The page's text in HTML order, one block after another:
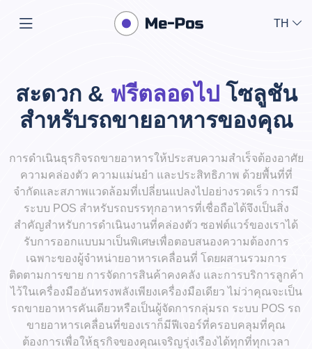
TH
สะดวก & ฟรีตลอดไป โซลูชัน
สำหรับรถขายอาหารของคุณ
การดำเนินธุรกิจรถขายอาหารให้ประสบความสำเร็จต้องอาศัย
ความคล่องตัว ความแม่นยำ และประสิทธิภาพ ด้วยพื้นที่ที่
จำกัดและสภาพแวดล้อมที่เปลี่ยนแปลงไปอย่างรวดเร็ว การมี
ระบบ POS สำหรับรถบรรทุกอาหารที่เชื่อถือได้จึงเป็นสิ่ง
สำคัญสำหรับการดำเนินงานที่คล่องตัว ซอฟต์แวร์ของเราได้
รับการออกแบบมาเป็นพิเศษเพื่อตอบสนองความต้องการ
เฉพาะของผู้จำหน่ายอาหารเคลื่อนที่ โดยผสานรวมการ
ติดตามการขาย การจัดการสินค้าคงคลัง และการบริการลูกค้า
ไว้ในเครื่องมืออันทรงพลังเพียงเครื่องมือเดียว ไม่ว่าคุณจะเป็น
รถขายอาหารคันเดียวหรือเป็นผู้จัดการกลุ่มรถ ระบบ POS รถ
ขายอาหารเคลื่อนที่ของเราก็มีฟีเจอร์ที่ครอบคลุมที่คุณ
ต้องการเพื่อให้ธุรกิจของคุณเจริญรุ่งเรืองได้ทุกที่ทุกเวลา